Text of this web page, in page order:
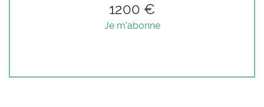
1200 €
Je m'abonne